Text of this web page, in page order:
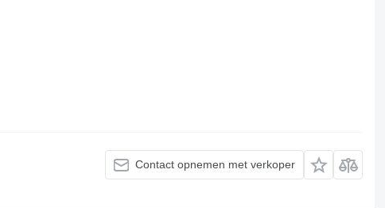
Contact opnemen met verkoper